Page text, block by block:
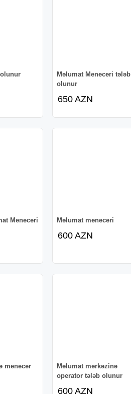
Məlumat Meneceri tələb
olunur
650 AZN
Meneceri Məlumat meneceri
600 AZN
menecer
Məlumat mərkəzinə
operator tələb olunur
600 AZN